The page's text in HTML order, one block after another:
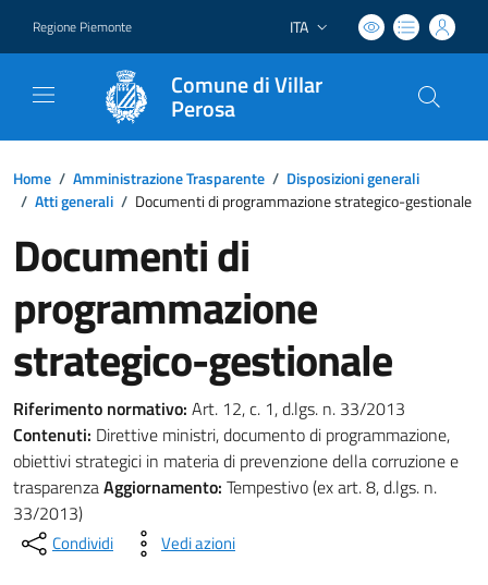
Regione Piemonte Lingua attiva:
ITA
Comune di Villar
Perosa
Home / Amministrazione Trasparente / Disposizioni generali
/ Atti generali / Documenti di programmazione strategico-gestionale
Documenti di
programmazione
strategico-gestionale
Riferimento normativo: Art. 12, c. 1, d.lgs. n. 33/2013
Contenuti: Direttive ministri, documento di programmazione,
obiettivi strategici in materia di prevenzione della corruzione e
trasparenzaAggiornamento: Tempestivo (ex art. 8, d.lgs. n.
33/2013)
Condividi Vedi azioni